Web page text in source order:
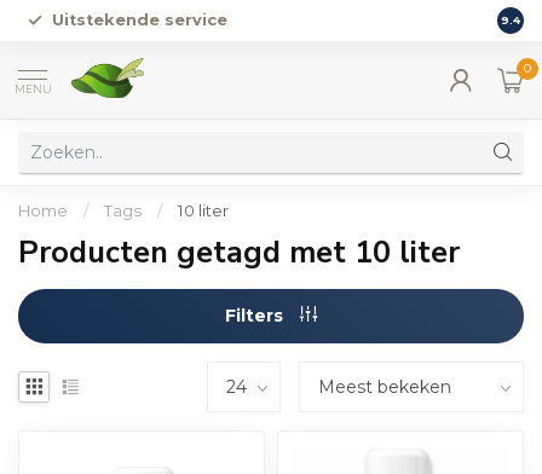
Uitstekende service 9.4
MENU
0
Home / Tags / 10 liter
Producten getagd met 10 liter
Filters